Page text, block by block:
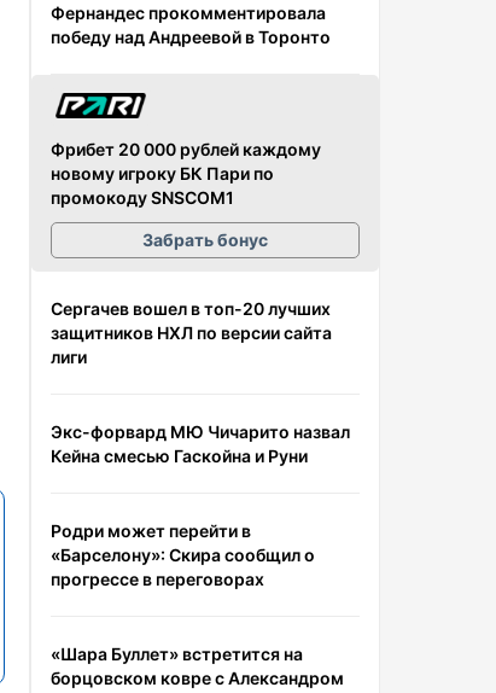
Фернандес прокомментировала
победу над Андреевой в Торонто
Фрибет 20 000 рублей каждому
новому игроку БК Пари по
промокоду SNSCOM1
Забрать бонус
Сергачев вошел в топ-20 лучших
защитников НХЛ по версии сайта
лиги
Экс-форвард МЮ Чичарито назвал
Кейна смесью Гаскойна и Руни
Родри может перейти в
«Барселону»: Скира сообщил о
прогрессе в переговорах
«Шара Буллет» встретится на
борцовском ковре с Александром